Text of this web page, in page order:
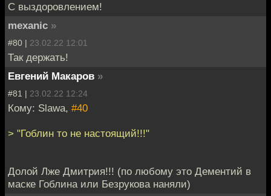
С выздоровлением!
mexanic »
#80 | 23.02.22 12:01
Так держать!
Евгений Макаров »
#81 | 23.02.22 12:24
Кому: Slawa, #40
> "Гоблин то не настоящий!!!"
Долой Лже Дмитрия!!! (по любому это Дементий в
маске Гоблина или Безрукова наняли)